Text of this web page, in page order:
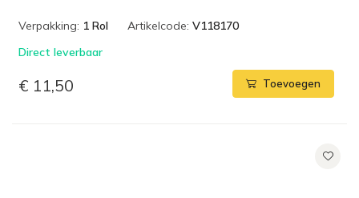
Verpakking: 1 Rol Artikelcode: V118170
Direct leverbaar
€ 11,50 Toevoegen